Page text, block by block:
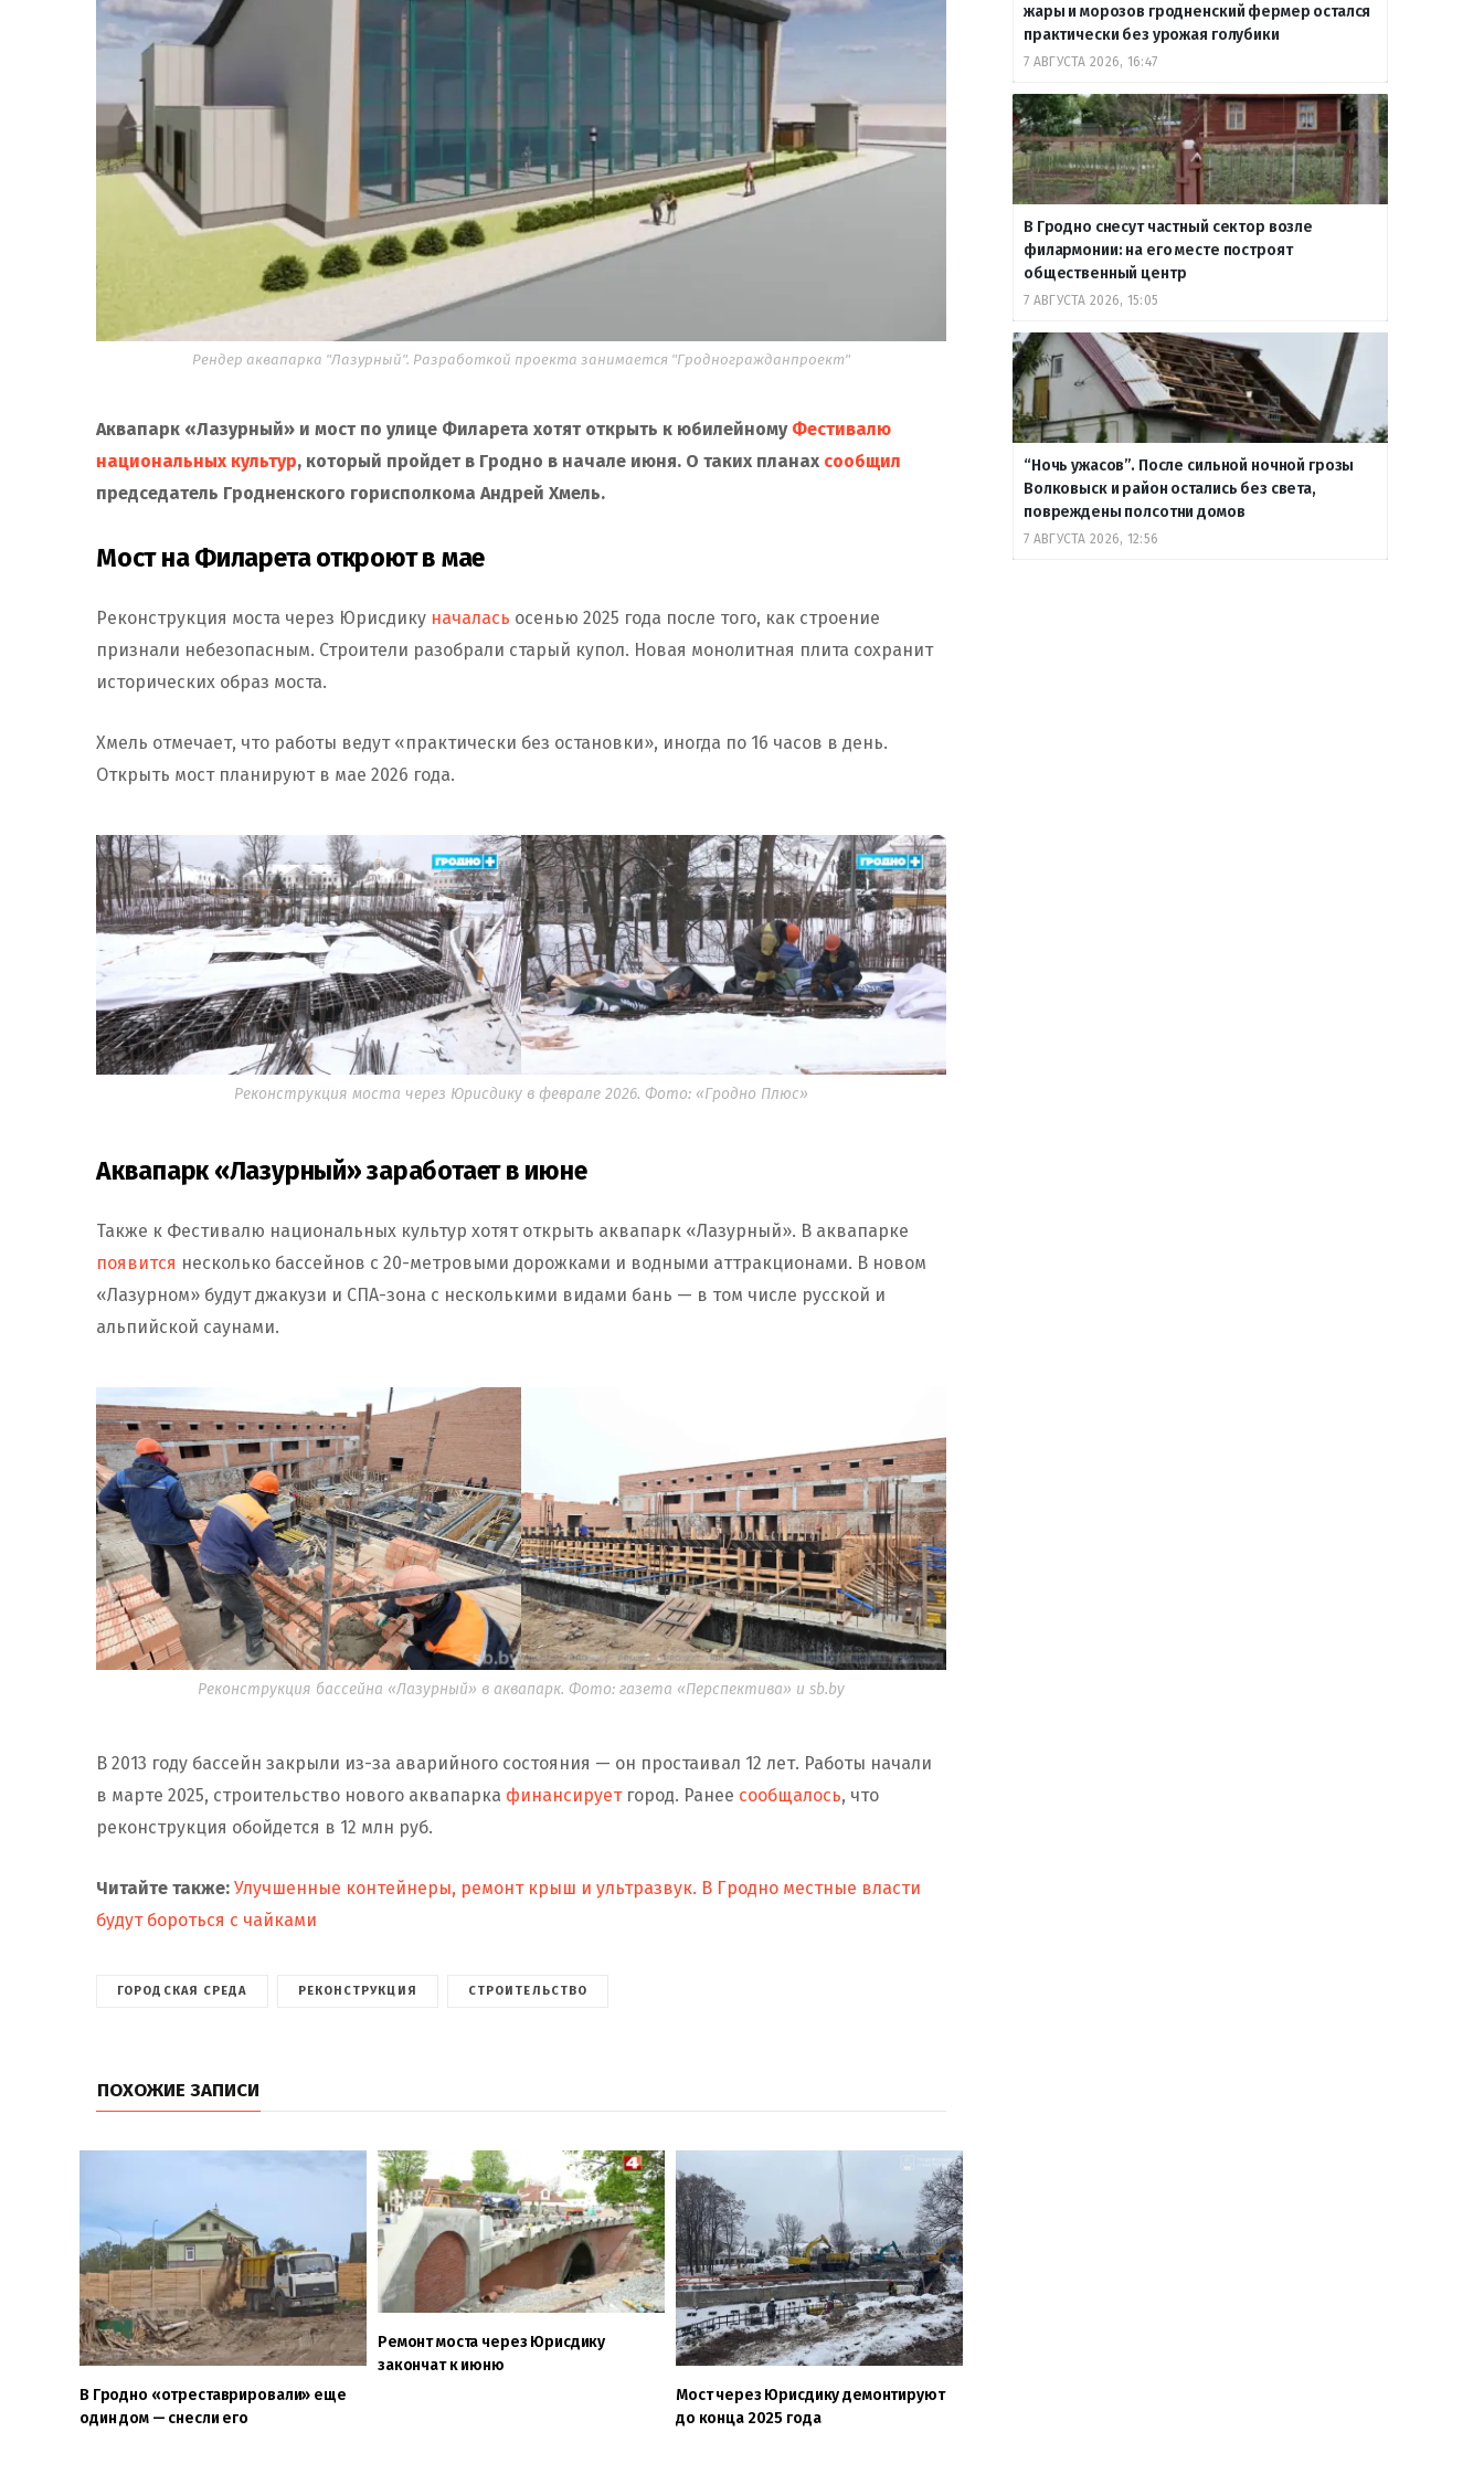
Рендер аквапарка "Лазурный". Разработкой проекта занимается "Гродногражданпроект"
Аквапарк «Лазурный» и мост по улице Филарета хотят открыть к юбилейномуФестивалю
национальных культур, который пройдет в Гродно в начале июня. О таких планах сообщил
председатель Гродненского горисполкома Андрей Хмель.
Мост на Филарета откроют в мае
Реконструкция моста через Юрисдику началась осенью 2025 года после того, как строение
признали небезопасным. Строители разобрали старый купол. Новая монолитная плита сохранит
исторических образ моста.
Хмель отмечает, что работы ведут «практически без остановки», иногда по 16 часов в день.
Открыть мост планируют в мае 2026 года.
Реконструкция моста через Юрисдику в феврале 2026. Фото: «Гродно Плюс»
Аквапарк «Лазурный» заработает в июне
Также к Фестивалю национальных культур хотят открыть аквапарк «Лазурный». В аквапарке
появится несколько бассейнов с 20-метровыми дорожками и водными аттракционами. В новом
«Лазурном» будут джакузи и СПА-зона с несколькими видами бань — в том числе русской и
альпийской саунами.
Реконструкция бассейна «Лазурный» в аквапарк. Фото: газета «Перспектива» и sb.by
В 2013 году бассейн закрыли из-за аварийного состояния — он простаивал 12 лет. Работы начали
в марте 2025, строительство нового аквапарка финансируетгород. Ранее сообщалось, что
реконструкция обойдется в 12 млн руб.
Читайте также: Улучшенные контейнеры, ремонт крыш и ультразвук. В Гродно местные власти
будут бороться с чайками
ГОРОДСКАЯ СРЕДА РЕКОНСТРУКЦИЯ СТРОИТЕЛЬСТВО
ПОХОЖИЕ ЗАПИСИ
В Гродно «отреставрировали» еще
один дом — снесли его
Ремонт моста через Юрисдику
закончат к июню
Мост через Юрисдику демонтируют
до конца 2025 года
жары и морозов гродненский фермер остался
практически без урожая голубики
7 АВГУСТА 2026, 16:47
В Гродно снесут частный сектор возле
филармонии: на его месте построят
общественный центр
7 АВГУСТА 2026, 15:05
“Ночь ужасов”. После сильной ночной грозы
Волковыск и район остались без света,
повреждены полсотни домов
7 АВГУСТА 2026, 12:56